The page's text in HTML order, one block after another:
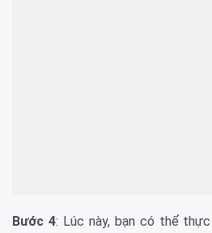
Bước 4: Lúc này, bạn có thể